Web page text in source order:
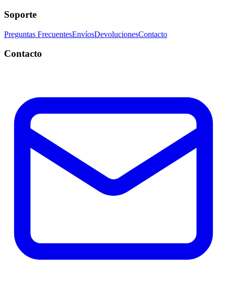
Soporte
Preguntas FrecuentesEnvíosDevolucionesContacto
Contacto